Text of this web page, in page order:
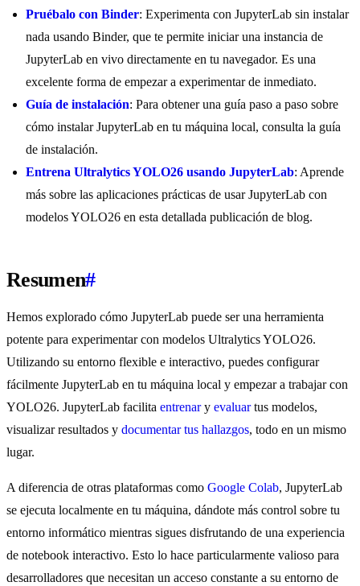
Pruébalo con Binder: Experimenta con JupyterLab sin instalar
nada usando Binder, que te permite iniciar una instancia de
JupyterLab en vivo directamente en tu navegador. Es una
excelente forma de empezar a experimentar de inmediato.
Guía de instalación: Para obtener una guía paso a paso sobre
cómo instalar JupyterLab en tu máquina local, consulta la guía
de instalación.
Entrena Ultralytics YOLO26 usando JupyterLab: Aprende
más sobre las aplicaciones prácticas de usar JupyterLab con
modelos YOLO26 en esta detallada publicación de blog.
Resumen#
Hemos explorado cómo JupyterLab puede ser una herramienta
potente para experimentar con modelos Ultralytics YOLO26.
Utilizando su entorno flexible e interactivo, puedes configurar
fácilmente JupyterLab en tu máquina local y empezar a trabajar con
YOLO26. JupyterLab facilita entrenary evaluartus modelos,
visualizar resultados y documentar tus hallazgos, todo en un mismo
lugar.
A diferencia de otras plataformas como Google Colab, JupyterLab
se ejecuta localmente en tu máquina, dándote más control sobre tu
entorno informático mientras sigues disfrutando de una experiencia
de notebook interactivo. Esto lo hace particularmente valioso para
desarrolladores que necesitan un acceso constante a su entorno de